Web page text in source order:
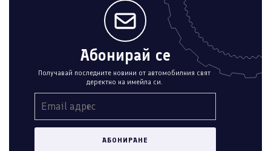
Абонирай се
Получавай последните новини от автомобилния свят
деректно на имейла си.